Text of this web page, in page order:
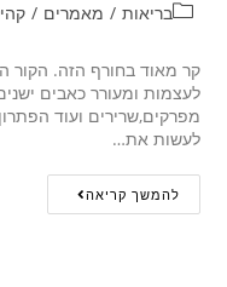
בריאות / מאמרים /
קר מאוד בחורף הזה. הקור
לעצמות ומעורר כאבים
מפרקים,שרירים ועוד
לעשות את…
להמשך קריאה